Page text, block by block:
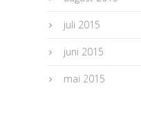
juli 2015
juni 2015
mai 2015